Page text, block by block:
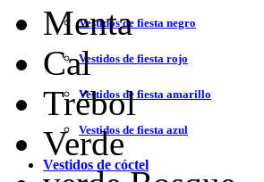
Vestidos de fiesta negro
Vestidos de fiesta rojo
Vestidos de fiesta amarillo
Vestidos de fiesta azul
Vestidos de cóctel
Menta
Cal
Trébol
Verde